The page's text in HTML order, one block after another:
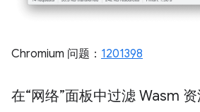
Chromium 问题： 1201398
在“网络”面板中过滤 Wasm